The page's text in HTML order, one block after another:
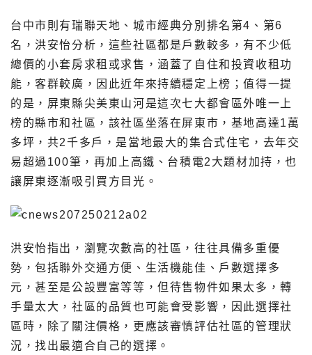
台中市則有瑞聯天地、城市經典分別排名第4、第6
名，洪安怡分析，這些社區都是戶數較多，有不少低
總價的小套房求租或求售，涵蓋了自住和投資收租功
能，客群較廣，因此近年來持續穩定上榜；值得一提
的是，屏東縣尖美東山河是這次七大都會區外唯一上
榜的縣市和社區，該社區坐落在屏東市，基地高達1萬
多坪，共2千多戶，是當地最大的集合式住宅，去年交
易超過100筆，再加上高鐵、台積電2大題材加持，也
讓屏東逐漸吸引買方目光。
洪安怡指出，瀏覽次數高的社區，往往具備多重優
勢，包括聯外交通方便、生活機能佳、戶數選擇多
元，甚至是公設豐富等等，但待售物件如果太多，轉
手量太大，社區的品質也可能會受影響，因此選擇社
區時，除了關注價格，更應該審慎評估社區的管理狀
況，找出最適合自己的選擇。